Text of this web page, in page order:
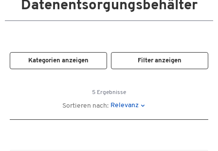
Datenentsorgungsbehälter
Kategorien anzeigen Filter anzeigen
5 Ergebnisse
Sortieren nach: Relevanz